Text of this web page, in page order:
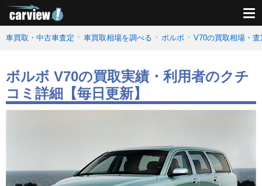
車買取・中古車査定 車買取相場を調べる ボルボ V70の買取相場・
ボルボ V70の買取実績・利用者のクチ
コミ詳細【毎日更新】